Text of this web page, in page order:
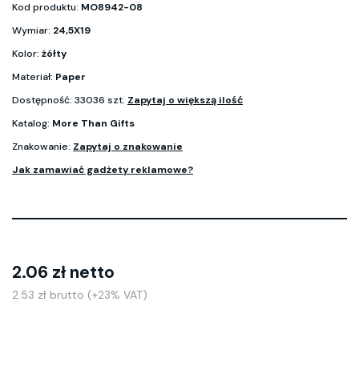
Kod produktu: MO8942-08
Wymiar: 24,5X19
Kolor: żółty
Materiał: Paper
Dostępność: 33036 szt. Zapytaj o większą ilość
Katalog: More Than Gifts
Znakowanie: Zapytaj o znakowanie
Jak zamawiać gadżety reklamowe?
2.06 zł netto
2.53 zł brutto (+23% VAT)